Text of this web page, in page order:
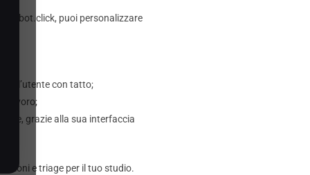
puoi personalizzare
l’utente con tatto;
lavoro;
grazie alla sua interfaccia
e triage per il tuo studio.